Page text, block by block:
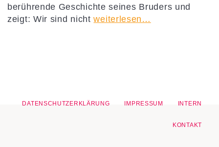
berührende Geschichte seines Bruders und
zeigt: Wir sind nichtweiterlesen…
INTERN
IMPRESSUM
DATENSCHUTZERKLÄRUNG
KONTAKT